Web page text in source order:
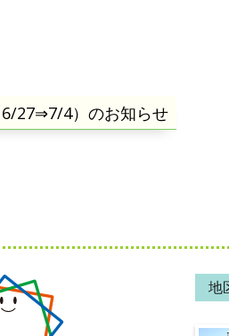
27⇒7/4）のお知らせ
地